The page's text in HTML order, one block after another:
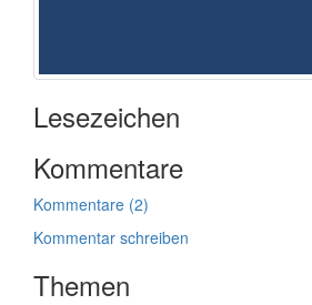
Lesezeichen
Kommentare
Kommentare (2)
Kommentar schreiben
Themen